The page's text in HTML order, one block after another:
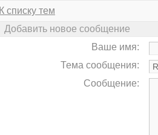
К списку тем
Добавить новое сообщение
Ваше имя:
Тема сообщения:
Сообщение: